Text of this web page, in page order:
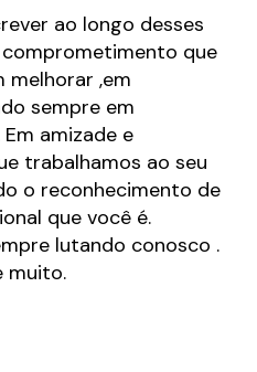
ao longo desses
que
melhorar ,em
sempre em
amizade e
trabalhamos ao seu
o reconhecimento de
que você é.
lutando conosco .
muito.